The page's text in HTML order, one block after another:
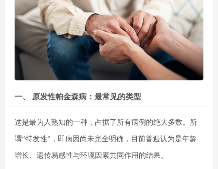
一、 原发性帕金森病：最常见的类型
这是最为人熟知的一种，占据了所有病例的绝大多数。所
谓“特发性”，即病因尚未完全明确，目前普遍认为是年龄
增长、遗传易感性与环境因素共同作用的结果。